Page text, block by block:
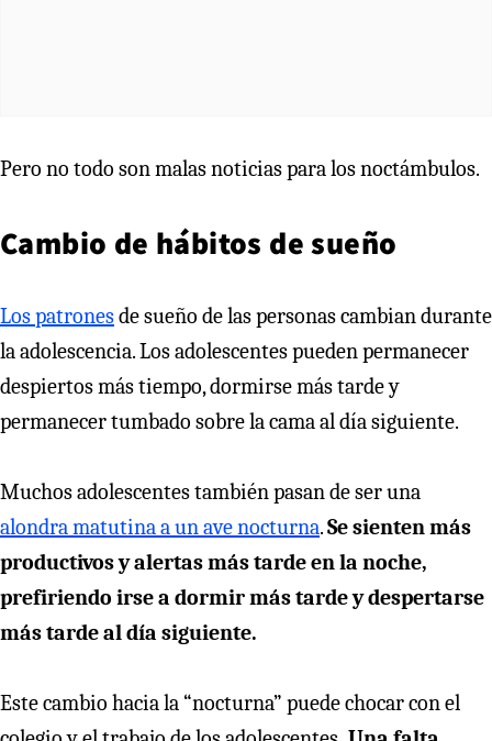
Pero no todo son malas noticias para los noctámbulos.
Cambio de hábitos de sueño
Los patronesde sueño de las personas cambian durante
la adolescencia. Los adolescentes pueden permanecer
despiertos más tiempo, dormirse más tarde y
permanecer tumbado sobre la cama al día siguiente.
Muchos adolescentes también pasan de ser una
alondra matutina a un ave nocturna.Se sienten más
productivos y alertas más tarde en la noche,
prefiriendo irse a dormir más tarde y despertarse
más tarde al día siguiente.
Este cambio hacia la “nocturna” puede chocar con el